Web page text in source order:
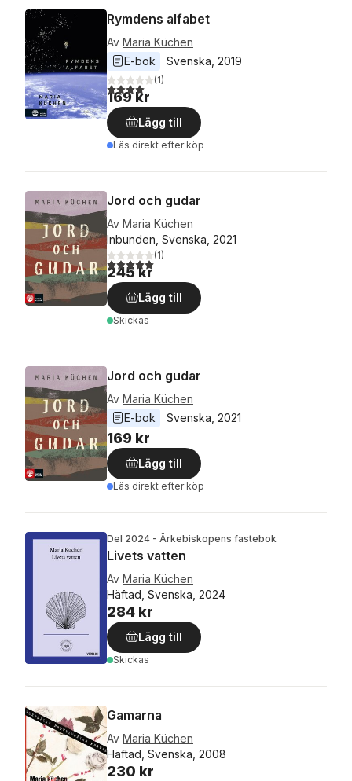
Rymdens alfabet
Av Maria Küchen
E-bok
Svenska 2019
4,0utav 5 stjärnor. Totalt antal röster:
(1)
169 kr
Lägg till
Läs direkt efter köp
Jord och gudar
Av Maria Küchen
Inbunden, Svenska, 2021
5,0utav 5 stjärnor. Totalt antal röster:
(1)
245 kr
Lägg till
Skickas
Jord och gudar
Av Maria Küchen
E-bok
Svenska 2021
169 kr
Lägg till
Läs direkt efter köp
Del 2024 - Ärkebiskopens fastebok
Livets vatten
Av Maria Küchen
Häftad, Svenska, 2024
284 kr
Lägg till
Skickas
Gamarna
Av Maria Küchen
Häftad, Svenska, 2008
230 kr